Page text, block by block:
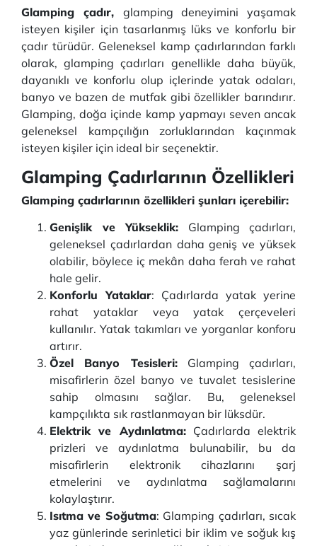
Glamping çadır, glamping deneyimini yaşamak
isteyen kişiler için tasarlanmış lüks ve konforlu bir
çadır türüdür. Geleneksel kamp çadırlarından farklı
olarak, glamping çadırları genellikle daha büyük,
dayanıklı ve konforlu olup içlerinde yatak odaları,
banyo ve bazen de mutfak gibi özellikler barındırır.
Glamping, doğa içinde kamp yapmayı seven ancak
geleneksel kampçılığın zorluklarından kaçınmak
isteyen kişiler için ideal bir seçenektir.
Glamping Çadırlarının Özellikleri
Glamping çadırlarının özellikleri şunları içerebilir:
Genişlik ve Yükseklik: Glamping çadırları,
geleneksel çadırlardan daha geniş ve yüksek
olabilir, böylece iç mekân daha ferah ve rahat
hale gelir.
Konforlu Yataklar: Çadırlarda yatak yerine
rahat yataklar veya yatak çerçeveleri
kullanılır. Yatak takımları ve yorganlar konforu
artırır.
Özel Banyo Tesisleri:Glamping çadırları,
misafirlerin özel banyo ve tuvalet tesislerine
sahip olmasını sağlar. Bu, geleneksel
kampçılıkta sık rastlanmayan bir lüksdür.
Elektrik ve Aydınlatma:Çadırlarda elektrik
prizleri ve aydınlatma bulunabilir, bu da
misafirlerin elektronik cihazlarını şarj
etmelerini ve aydınlatma sağlamalarını
kolaylaştırır.
Isıtma ve Soğutma: Glamping çadırları, sıcak
yaz günlerinde serinletici bir iklim ve soğuk kış